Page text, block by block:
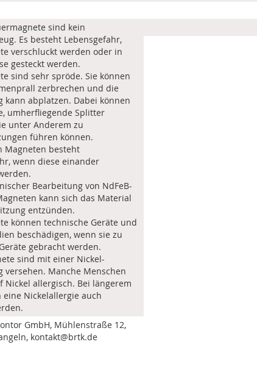
sind kein
Es besteht Lebensgefahr,
verschluckt werden oder in
gesteckt werden.
sind sehr spröde. Sie können
zerbrechen und die
kann abplatzen. Dabei können
umherfliegende Splitter
unter Anderem zu
führen können.
Magneten besteht
wenn diese einander
Bearbeitung von NdFeB-
kann sich das Material
entzünden.
können technische Geräte und
beschädigen, wenn sie zu
gebracht werden.
sind mit einer Nickel-
versehen. Manche Menschen
Nickel allergisch. Bei längerem
eine Nickelallergie auch
GmbH, Mühlenstraße 12,
kontakt@brtk.de